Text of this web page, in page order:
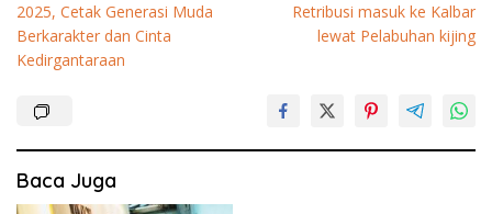
2025, Cetak Generasi Muda
Berkarakter dan Cinta
Kedirgantaraan
Retribusi masuk ke Kalbar
lewat Pelabuhan kijing
Baca Juga